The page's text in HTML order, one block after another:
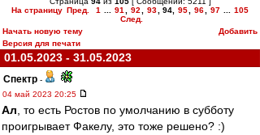
На страницу Пред. 1 91 92 93 94 95 96 97
105
След.
Начать новую тему
Добавить
Версия для печати
01.05.2023 - 31.05.2023
Спектр -
04 май 2023 20:25
Ал , то есть Ростов по умолчанию в субботу
проигрывает Факелу, это тоже решено? :)